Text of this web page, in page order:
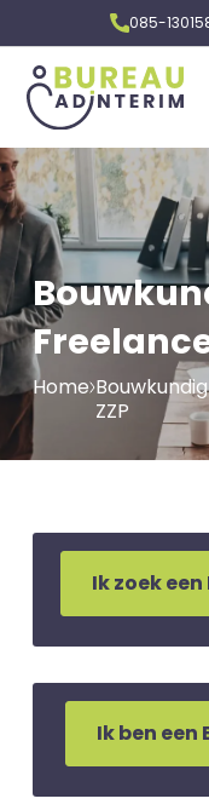
085-
Home
ZZP
Ik zoek
Ik ben